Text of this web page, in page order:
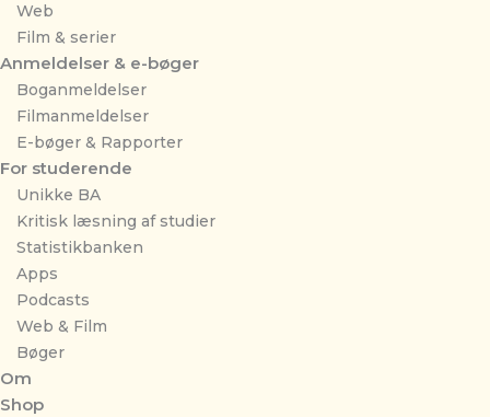
Web
Film & serier
Anmeldelser & e-bøger
Boganmeldelser
Filmanmeldelser
E-bøger & Rapporter
For studerende
Unikke BA
Kritisk læsning af studier
Statistikbanken
Apps
Podcasts
Web & Film
Bøger
Om
Shop